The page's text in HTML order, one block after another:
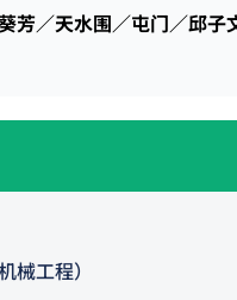
芳／天水围／屯门／邱子
械工程）